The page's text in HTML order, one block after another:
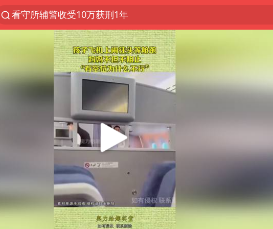
看守所辅警收受10万获刑1年
以“新”破局 首发经济点亮城市消费活力
中方回应是否在太平洋海底开采稀土
陈熠叫医疗暂停被驳回 带伤遭逆转
佛得角门将亮相智利俱乐部主场
27岁女子成组织卖淫集团主犯被通缉
深圳地面沉降致车辆损坏系谣言
宇树科技发行价格150.80元/股
泰国一女公务员妆容引争议 本人回应
把党建设得更加坚强有力
41岁女子为鼓励女儿考上985研究生